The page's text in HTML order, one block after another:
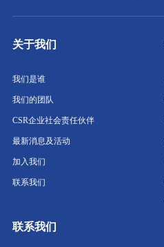
关于我们
我们是谁
我们的团队
CSR企业社会责任伙伴
最新消息及活动
加入我们
联系我们
联系我们